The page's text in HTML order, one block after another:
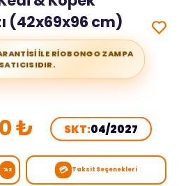
(42x69x96 cm)
İLE RİOBONGO ZAMPA
₺ SKT:04/2027
%2 💳 Taksit Seçenekleri